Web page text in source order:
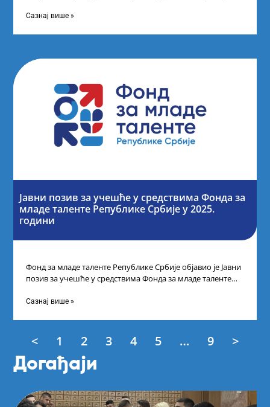
Сазнај више »
Јавни позив за учешће у средствима Фонда за
младе таленте Републике Србије у 2025.
години
Фонд за младе таленте Републике Србије објавио је Јавни
позив за учешће у средствима Фонда за младе таленте
Сазнај више »
< 1 2 3 4 5 … 9 >
Догађаји